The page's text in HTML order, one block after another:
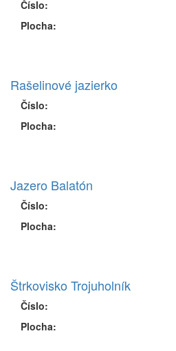
Číslo:
Plocha:
Rašelinové jazierko
Číslo:
Plocha:
Jazero Balatón
Číslo:
Plocha:
Štrkovisko Trojuholník
Číslo:
Plocha: